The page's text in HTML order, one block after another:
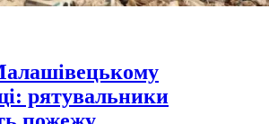
рятувальники